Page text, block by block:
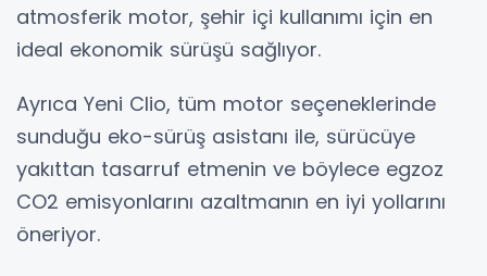
atmosferik motor, şehir içi kullanımı için en
ideal ekonomik sürüşü sağlıyor.
Ayrıca Yeni Clio, tüm motor seçeneklerinde
sunduğu eko-sürüş asistanı ile, sürücüye
yakıttan tasarruf etmenin ve böylece egzoz
CO2 emisyonlarını azaltmanın en iyi yollarını
öneriyor.